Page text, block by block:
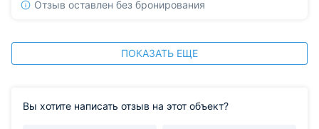
Отзыв оставлен без бронирования
ПОКАЗАТЬ ЕЩЕ
Вы хотите написать отзыв на этот объект?